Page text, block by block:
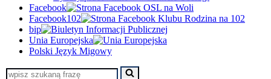
Facebook
Facebook102
bip
Unia Europejska
Polski Język Migowy
Szukaj...